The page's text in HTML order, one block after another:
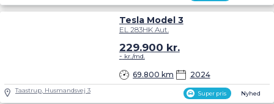
Super pris Nyhed
Tesla Model 3
EL 283HK Aut.
69.800 km 2024
229.900 kr.
- kr./md.
Taastrup, Husmandsvej 3